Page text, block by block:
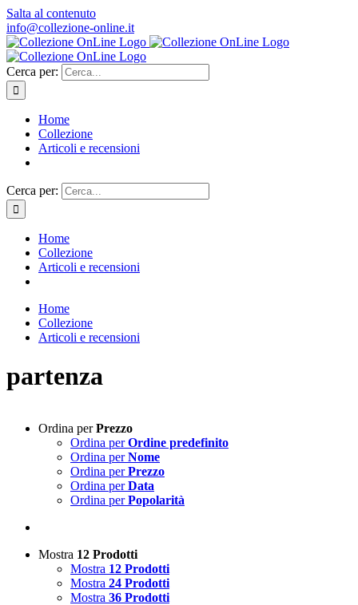
Salta al contenuto
info@collezione-online.it
Cerca per:
Home
Collezione
Articoli e recensioni
Cerca per:
Home
Collezione
Articoli e recensioni
Home
Collezione
Articoli e recensioni
partenza
Ordina perPrezzo
Ordina perOrdine predefinito
Ordina perNome
Ordina perPrezzo
Ordina perData
Ordina perPopolarità
Mostra 12 Prodotti
Mostra 12 Prodotti
Mostra 24 Prodotti
Mostra 36 Prodotti